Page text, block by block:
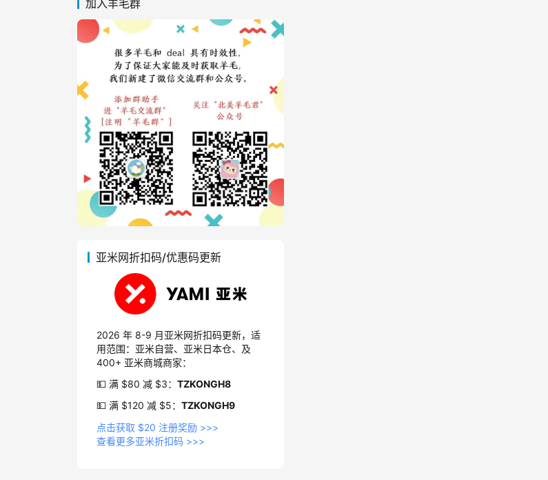
加入羊毛群
亚米网折扣码/优惠码更新
2026 年 8-9 月亚米网折扣码更新，适
用范围：亚米自营、亚米日本仓、及
400+ 亚米商城商家：
💵 满 $80 减 $3： TZKONGH8
💵 满 $120 减 $5： TZKONGH9
点击获取 $20 注册奖励 >>>
查看更多亚米折扣码 >>>